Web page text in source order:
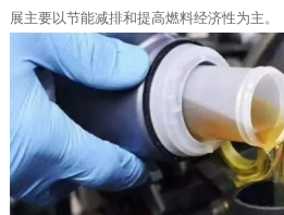
展主要以节能减排和提高燃料经济性为主。